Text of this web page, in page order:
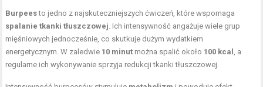
Burpeesto jedno z najskuteczniejszych ćwiczeń, które wspomaga
spalanie tkanki tłuszczowej. Ich intensywność angażuje wiele grup
mięśniowych jednocześnie, co skutkuje dużym wydatkiem
energetycznym. W zaledwie 10 minut można spalić około 100 kcal , a
regularne ich wykonywanie sprzyja redukcji tkanki tłuszczowej.